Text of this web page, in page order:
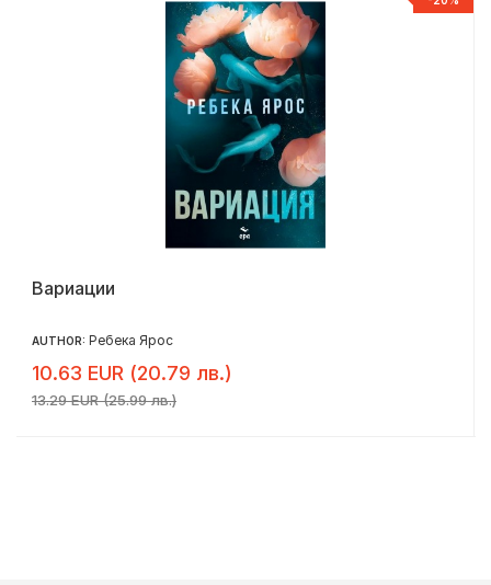
Вариации
AUTHOR: Ребека Ярос
10.63 EUR (20.79 лв.)
13.29 EUR (25.99 лв.)